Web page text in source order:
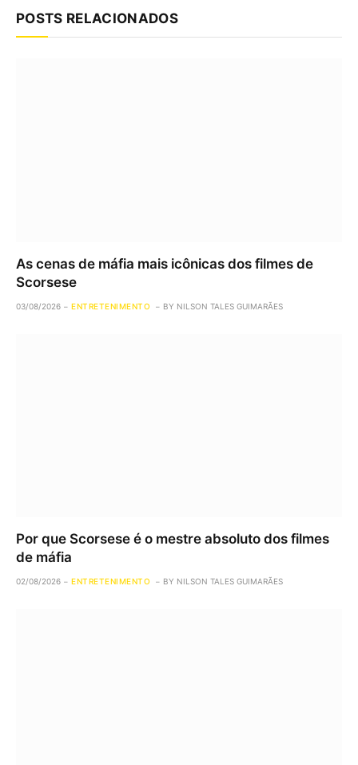
POSTS RELACIONADOS
As cenas de máfia mais icônicas dos filmes de
Scorsese
03/08/2026 ENTRETENIMENTO BY NILSON TALES GUIMARÃES
Por que Scorsese é o mestre absoluto dos filmes
de máfia
02/08/2026 ENTRETENIMENTO BY NILSON TALES GUIMARÃES